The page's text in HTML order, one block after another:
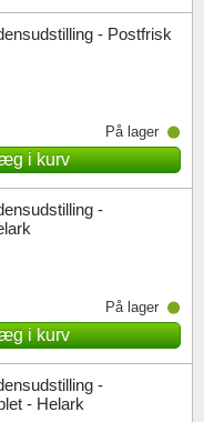
- Postfrisk
På lager
i kurv
-
På lager
i kurv
-
- Helark